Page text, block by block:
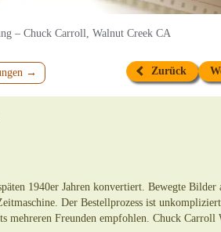
– Chuck Carroll, Walnut Creek CA
→ Zurück
1940er Jahren konvertiert. Bewegte Bilder
Der Bestellprozess ist
mehreren Freunden empfohlen. Chuck Carroll